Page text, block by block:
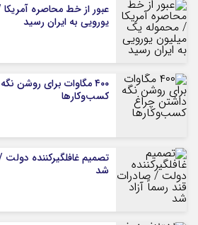
عبور از خط محاصره
یورویی به ایران رسید
۴۰۰ مگاوات برای روشن
کسب‌وکار‌ها
تصمیم غافلگیرکننده دولت
شد